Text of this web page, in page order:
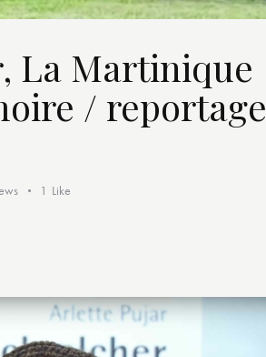
La Martinique
/ reportage
1 Like